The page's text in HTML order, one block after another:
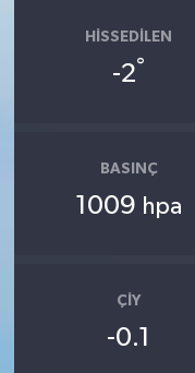
HISSEDILEN
-2°
BASINÇ
1009 hpa
ÇIY
-0.1